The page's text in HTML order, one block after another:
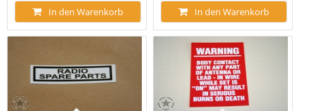
In den Warenkorb In den Warenkorb